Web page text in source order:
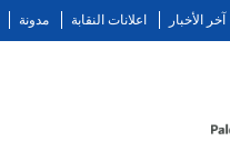
آخر الأخبار اعلانات النقابة مدونة